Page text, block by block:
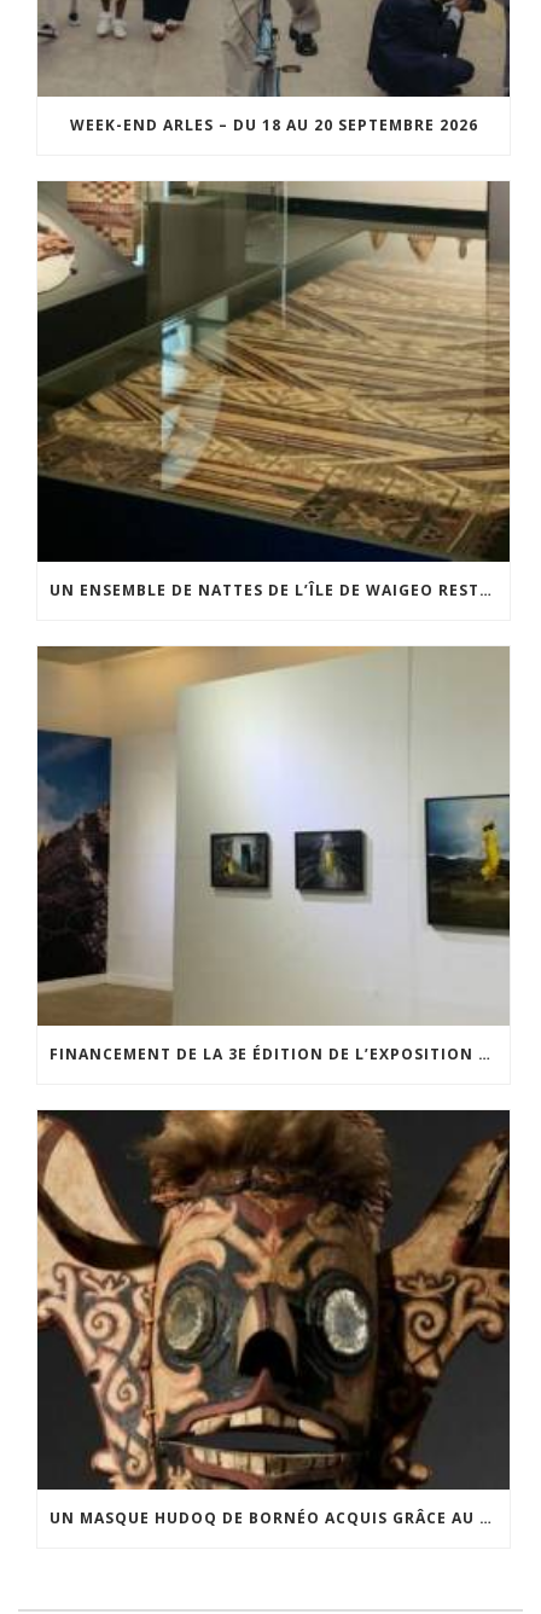
WEEK-END ARLES – DU 18 AU 20 SEPTEMBRE 2026
UN ENSEMBLE DE NATTES DE L’ÎLE DE WAIGEO RESTAURÉ GRÂCE AU SOUTIEN DU CERCLE LÉVI-STRAUSS
FINANCEMENT DE LA 3E ÉDITION DE L’EXPOSITION DU PRIX POUR LA PHOTOGRAPHIE PAR LE CERCLE POUR LA PHOTOGRAPHIE ET L’ART CONTEMPORAIN
UN MASQUE HUDOQ DE BORNÉO ACQUIS GRÂCE AU SOUTIEN DU CERCLE LÉVI-STRAUSS